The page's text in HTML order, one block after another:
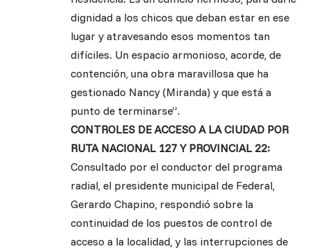
dignidad a los chicos que deban estar en ese
lugar y atravesando esos momentos tan
difíciles. Un espacio armonioso, acorde, de
contención, una obra maravillosa que ha
gestionado Nancy (Miranda) y que está a
punto de terminarse”.
CONTROLES DE ACCESO A LA CIUDAD POR
RUTA NACIONAL 127 Y PROVINCIAL 22:
Consultado por el conductor del programa
radial, el presidente municipal de Federal,
Gerardo Chapino, respondió sobre la
continuidad de los puestos de control de
acceso a la localidad, y las interrupciones de